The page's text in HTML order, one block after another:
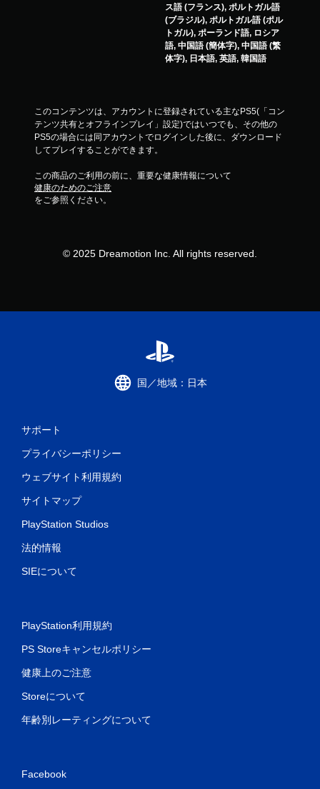
ス語 (フランス), ポルトガル語
(ブラジル), ポルトガル語 (ポル
トガル), ポーランド語, ロシア
語, 中国語 (簡体字), 中国語 (繁
体字), 日本語, 英語, 韓国語
このコンテンツは、アカウントに登録されている主なPS5(「コン
テンツ共有とオフラインプレイ」設定)ではいつでも、その他の
PS5の場合には同アカウントでログインした後に、ダウンロード
してプレイすることができます。
この商品のご利用の前に、重要な健康情報について
健康のためのご注意
をご参照ください。
© 2025 Dreamotion Inc. All rights reserved.
国／地域：日本
サポート
プライバシーポリシー
ウェブサイト利用規約
サイトマップ
PlayStation Studios
法的情報
SIEについて
PlayStation利用規約
PS Storeキャンセルポリシー
健康上のご注意
Storeについて
年齢別レーティングについて
Facebook